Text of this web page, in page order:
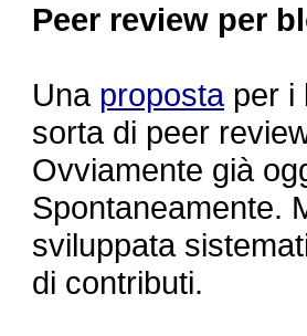
Peer review per
Una propostaper i
sorta di peer
Ovviamente già
Spontaneamente.
sviluppata
di contributi.